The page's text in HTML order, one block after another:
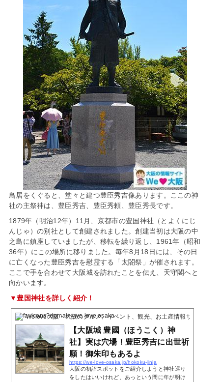
鳥居をくぐると、堂々と建つ豊臣秀吉像あります。ここの神
社の主祭神は、豊臣秀吉、豊臣秀頼、豊臣秀長です。
1879年（明治12年）11月、京都市の豊国神社（とよくにじ
んじゃ）の別社として創建されました。創建当初は大阪の中
之島に鎮座していましたが、移転を繰り返し、1961年（昭和
36年）にこの場所に移りました。毎年8月18日には、その日
に亡くなった豊臣秀吉を慰霊する「太閤祭」が催されます。
ここで手を合わせて大阪城を訪れたことを伝え、天守閣へと
向かいます。
▼豊国神社を詳しく紹介！
Welove大阪・大阪のグルメ、イベント、観光、お土産情報サイト
【大阪城 豊國（ほうこく）神
社】実は穴場！豊臣秀吉に出世祈
願！御朱印もあるよ
https://we-love-osaka.jp/hokoku-jinja
大阪の初詣スポットをご紹介しようと神社巡り
をしたはいいけれど、あっという間に年が明け